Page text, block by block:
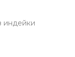
индейки